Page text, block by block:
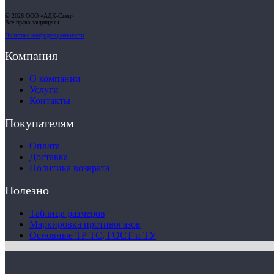
© 2026 ООО «АДК-Спец»
Все права защищены
Политика конфиденциальности
Компания
О компании
Услуги
Контакты
Покупателям
Оплата
Доставка
Политика возврата
Полезно
Таблица размеров
Маркировка противогазов
Основные ТР ТС, ГОСТ и ТУ